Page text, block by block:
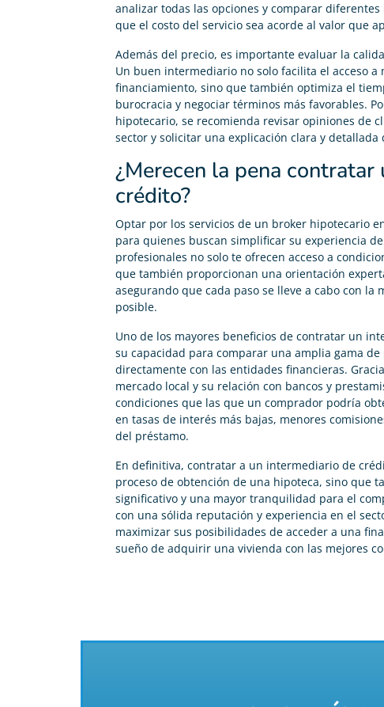
analizar todas las opciones y comparar
que el costo del servicio sea acorde al valor que
Además del precio, es importante evaluar la
Un buen intermediario no solo facilita el acceso a
financiamiento, sino que también optimiza el
burocracia y negociar términos más favorables.
hipotecario, se recomienda revisar opiniones de
sector y solicitar una explicación clara y detallada
¿Merecen la pena
crédito?
Optar por los servicios de un broker hipotecario
para quienes buscan simplificar su experiencia
profesionales no solo te ofrecen acceso a
que también proporcionan una orientación
asegurando que cada paso se lleve a cabo con la
posible.
Uno de los mayores beneficios de contratar un
su capacidad para comparar una amplia gama
directamente con las entidades financieras.
mercado local y su relación con bancos y
condiciones que las que un comprador podría
en tasas de interés más bajas, menores
del préstamo.
En definitiva, contratar a un intermediario de
proceso de obtención de una hipoteca, sino que
significativo y una mayor tranquilidad para el
con una sólida reputación y experiencia en el
maximizar sus posibilidades de acceder a una
sueño de adquirir una vivienda con las mejores